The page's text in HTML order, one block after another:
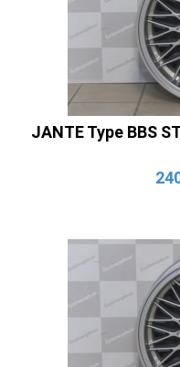
JANTE Type BBS